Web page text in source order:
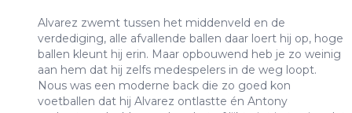
Alvarez zwemt tussen het middenveld en de
verdediging, alle afvallende ballen daar loert hij op, hoge
ballen kleunt hij erin. Maar opbouwend heb je zo weinig
aan hem dat hij zelfs medespelers in de weg loopt.
Nous was een moderne back die zo goed kon
voetballen dat hij Alvarez ontlastte én Antony